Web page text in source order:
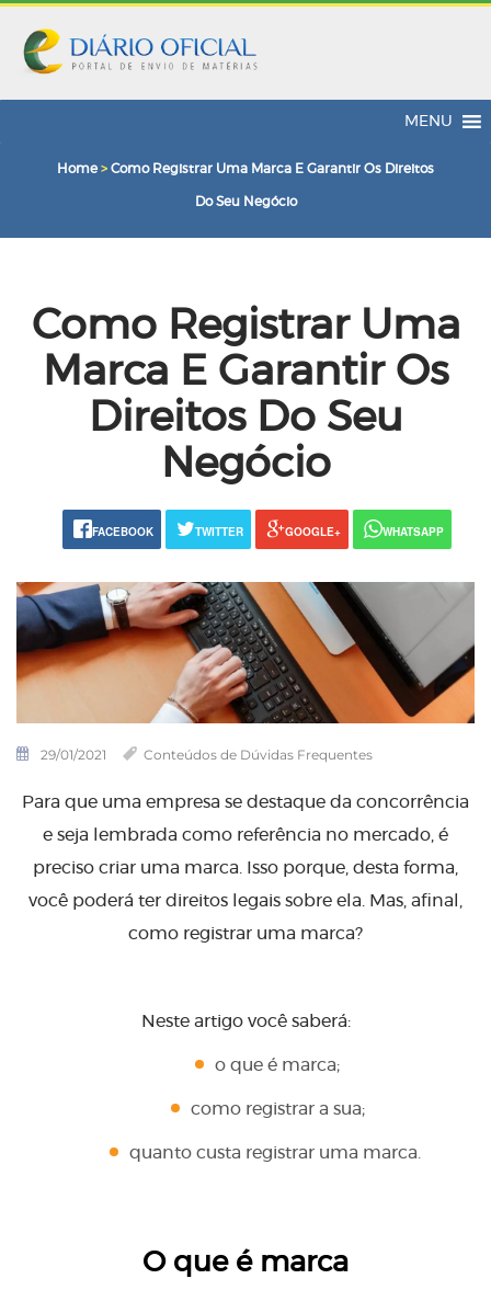
MENU
Home > Como Registrar Uma Marca E Garantir Os Direitos
Do Seu Negócio
Como Registrar Uma
Marca E Garantir Os
Direitos Do Seu
Negócio
FACEBOOK TWITTER GOOGLE+ WHATSAPP
29/01/2021 Conteúdos de Dúvidas Frequentes
Para que uma empresa se destaque da concorrência
e seja lembrada como referência no mercado, é
preciso criar uma marca. Isso porque, desta forma,
você poderá ter direitos legais sobre ela. Mas, afinal,
como registrar uma marca?
Neste artigo você saberá:
o que é marca;
como registrar a sua;
quanto custa registrar uma marca.
O que é marca